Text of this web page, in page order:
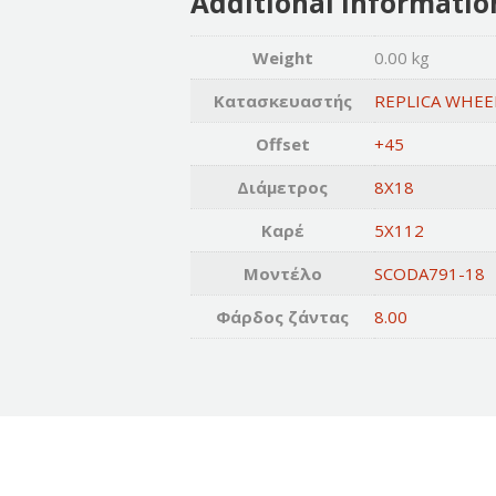
Weight
0.00 kg
Κατασκευαστής
REPLICA
Offset
+45
Διάμετρος
8X18
Καρέ
5X112
Μοντέλο
SCODA791-18
Φάρδος ζάντας
8.00